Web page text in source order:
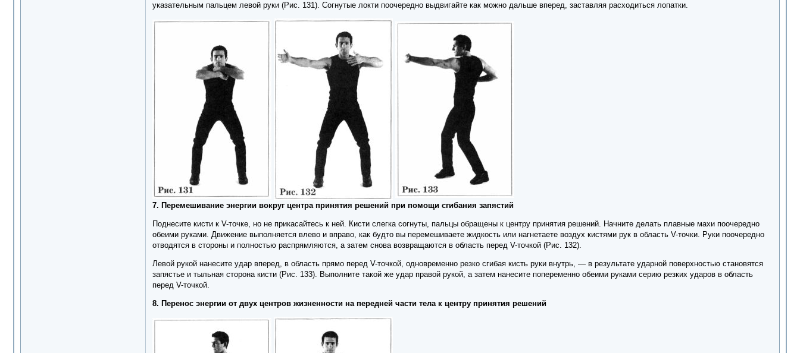
указательным пальцем левой руки (Рис. 131). Согнутые локти поочередно выдвигайте как можно дальше вперед, заставляя расходиться лопатки.
7. Перемешивание энергии вокруг центра принятия решений при помощи сгибания запястий
Поднесите кисти к V-точке, но не прикасайтесь к ней. Кисти слегка согнуты, пальцы обращены к центру принятия решений. Начните делать плавные махи поочередно
обеими руками. Движение выполняется влево и вправо, как будто вы перемешиваете жидкость или нагнетаете воздух кистями рук в область V-точки. Руки поочередно
отводятся в стороны и полностью распрямляются, а затем снова возвращаются в область перед V-точкой (Рис. 132).
Левой рукой нанесите удар вперед, в область прямо перед V-точкой, одновременно резко сгибая кисть руки внутрь, — в результате ударной поверхностью становятся
запястье и тыльная сторона кисти (Рис. 133). Выполните такой же удар правой рукой, а затем нанесите попеременно обеими руками серию резких ударов в область
перед V-точкой.
8. Перенос энергии от двух центров жизненности на передней части тела к центру принятия решений